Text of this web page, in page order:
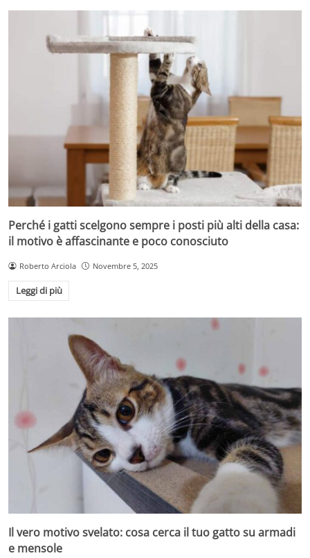
Perché i gatti scelgono sempre i posti più alti della casa:
il motivo è affascinante e poco conosciuto
Roberto Arciola Novembre 5, 2025
Leggi di più
Il vero motivo svelato: cosa cerca il tuo gatto su armadi
e mensole